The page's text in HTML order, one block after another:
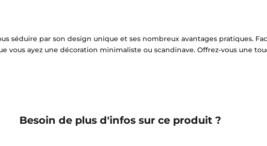
séduire par son design unique et ses nombreux avantages pratiques.
vous ayez une décoration minimaliste ou scandinave. Offrez-vous une
Besoin de plus d'infos sur ce produit ?